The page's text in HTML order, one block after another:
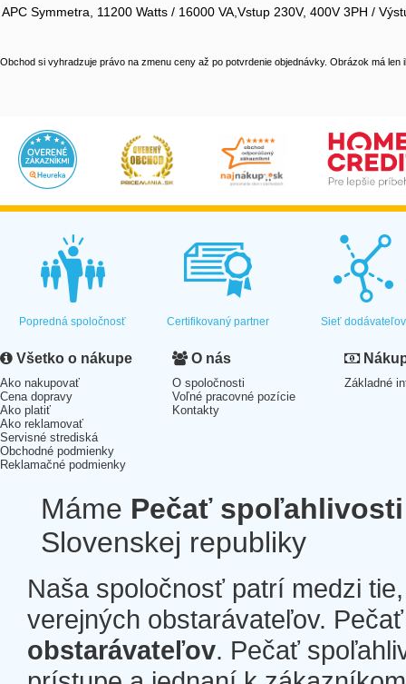
APC Symmetra, 11200 Watts / 16000 VA,Vstup 230V, 400V 3PH /
Obchod si vyhradzuje právo na zmenu ceny až po potvrdenie objednávky. Obrázok má len
Popredná spoločnosť Certifikovaný partner Sieť dodávateľov
Všetko o nákupe
Ako nakupovať
Cena dopravy
Ako platiť
Ako reklamovať
Servisné strediská
Obchodné podmienky
Reklamačné podmienky
O nás
O spoločnosti
Voľné pracovné pozície
Kontakty
Základné
Máme Pečať spoľahlivosti
Slovenskej republiky
Naša spoločnosť patrí medzi
verejných obstarávateľov.
obstarávateľov. Pečať